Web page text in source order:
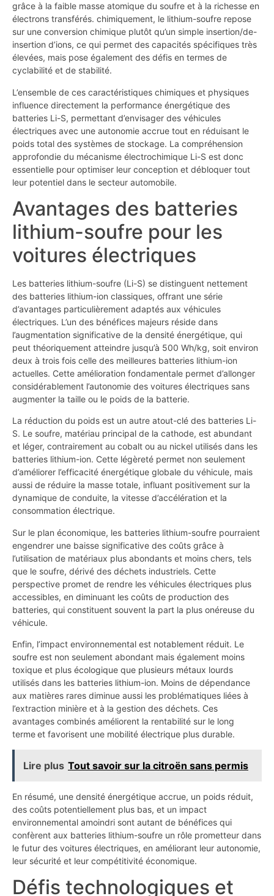
grâce à la faible masse atomique du soufre et à la richesse en
électrons transférés. chimiquement, le lithium-soufre repose
sur une conversion chimique plutôt qu’un simple insertion/de-
insertion d’ions, ce qui permet des capacités spécifiques très
élevées, mais pose également des défis en termes de
cyclabilité et de stabilité.
L’ensemble de ces caractéristiques chimiques et physiques
influence directement la performance énergétique des
batteries Li-S, permettant d’envisager des véhicules
électriques avec une autonomie accrue tout en réduisant le
poids total des systèmes de stockage. La compréhension
approfondie du mécanisme électrochimique Li-S est donc
essentielle pour optimiser leur conception et débloquer tout
leur potentiel dans le secteur automobile.
Avantages des batteries
lithium-soufre pour les
voitures électriques
Les batteries lithium-soufre (Li-S) se distinguent nettement
des batteries lithium-ion classiques, offrant une série
d’avantages particulièrement adaptés aux véhicules
électriques. L’un des bénéfices majeurs réside dans
l’augmentation significative de la densité énergétique, qui
peut théoriquement atteindre jusqu’à 500 Wh/kg, soit environ
deux à trois fois celle des meilleures batteries lithium-ion
actuelles. Cette amélioration fondamentale permet d’allonger
considérablement l’autonomie des voitures électriques sans
augmenter la taille ou le poids de la batterie.
La réduction du poids est un autre atout-clé des batteries Li-
S. Le soufre, matériau principal de la cathode, est abundant
et léger, contrairement au cobalt ou au nickel utilisés dans les
batteries lithium-ion. Cette légèreté permet non seulement
d’améliorer l’efficacité énergétique globale du véhicule, mais
aussi de réduire la masse totale, influant positivement sur la
dynamique de conduite, la vitesse d’accélération et la
consommation électrique.
Sur le plan économique, les batteries lithium-soufre pourraient
engendrer une baisse significative des coûts grâce à
l’utilisation de matériaux plus abondants et moins chers, tels
que le soufre, dérivé des déchets industriels. Cette
perspective promet de rendre les véhicules électriques plus
accessibles, en diminuant les coûts de production des
batteries, qui constituent souvent la part la plus onéreuse du
véhicule.
Enfin, l’impact environnemental est notablement réduit. Le
soufre est non seulement abondant mais également moins
toxique et plus écologique que plusieurs métaux lourds
utilisés dans les batteries lithium-ion. Moins de dépendance
aux matières rares diminue aussi les problématiques liées à
l’extraction minière et à la gestion des déchets. Ces
avantages combinés améliorent la rentabilité sur le long
terme et favorisent une mobilité électrique plus durable.
Lire plus Tout savoir sur la citroën sans permis
En résumé, une densité énergétique accrue, un poids réduit,
des coûts potentiellement plus bas, et un impact
environnemental amoindri sont autant de bénéfices qui
confèrent aux batteries lithium-soufre un rôle prometteur dans
le futur des voitures électriques, en améliorant leur autonomie,
leur sécurité et leur compétitivité économique.
Défis technologiques et